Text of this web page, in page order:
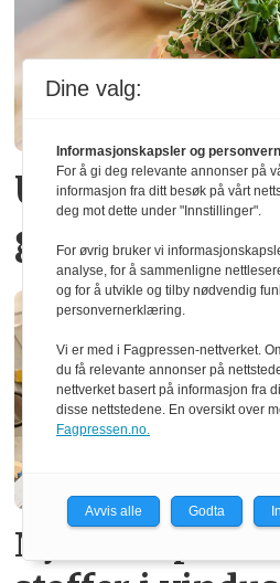
Urter dyrket i
gran
Ny norsk
Dine valg:
Informasjonskapsler og personvern
For å gi deg relevante annonser på
informasjon fra ditt besøk på vårt
deg mot dette under "Innstillinger".
For øvrig bruker vi
analyse, for å sammenligne
og for å utvikle og tilby nødvendig
personvernerklæring.
Vi er med i Fagpressen-nettverket.
du få relevante annonser på
nettverket basert på informasjon fra
disse nettstedene. En oversikt over
Fagpressen.no.
Avvis alle Godta